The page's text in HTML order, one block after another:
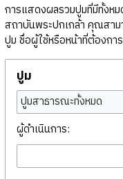
การแสดงผลรวมปูมที่มีทั้งห
สถาบันพระปกเกล้า คุณสาม
ปูม ชื่อผู้ใช้หรือหน้าที่ต้องกา
ปูม
ปูมสาธารณะทั้งหมด
ผู้ดำเนินการ: